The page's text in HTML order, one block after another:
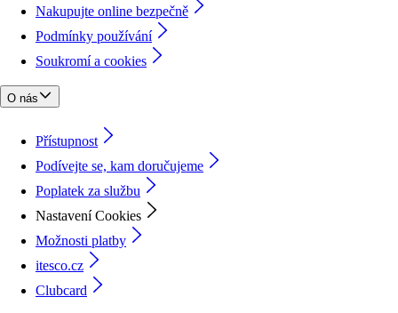
Nakupujte online bezpečně
Podmínky používání
Soukromí a cookies
O nás
Přístupnost
Podívejte se, kam doručujeme
Poplatek za službu
Nastavení Cookies
Možnosti platby
itesco.cz
Clubcard